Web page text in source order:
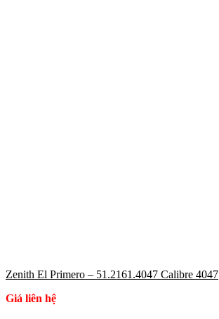
Zenith El Primero – 51.2161.4047 Calibre 4047
Giá liên hệ